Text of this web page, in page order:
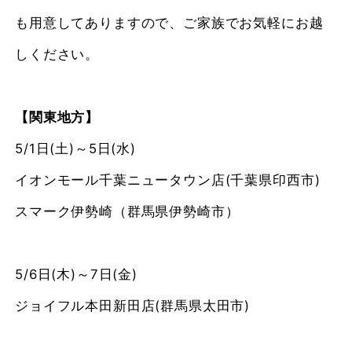
も用意してありますので、ご家族でお気軽にお越
しください。
【関東地方】
5/1日(土)～5日(水)
イオンモール千葉ニュータウン店(千葉県印西市)
スマーク伊勢崎（群馬県伊勢崎市）
5/6日(木)～7日(金)
ジョイフル本田新田店(群馬県太田市)